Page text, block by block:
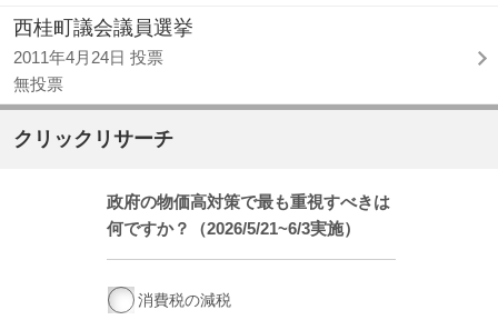
西桂町議会議員選挙
2011年4月24日 投票
無投票
クリックリサーチ
政府の物価高対策で最も重視すべきは
何ですか？（2026/5/21~6/3実施）
消費税の減税